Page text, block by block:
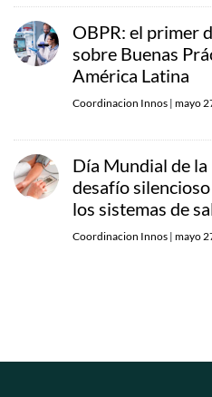
OBPR: el primer
sobre Buenas
América Latina
Coordinacion Innos | mayo
Día Mundial de
desafío
los sistemas de
Coordinacion Innos | mayo